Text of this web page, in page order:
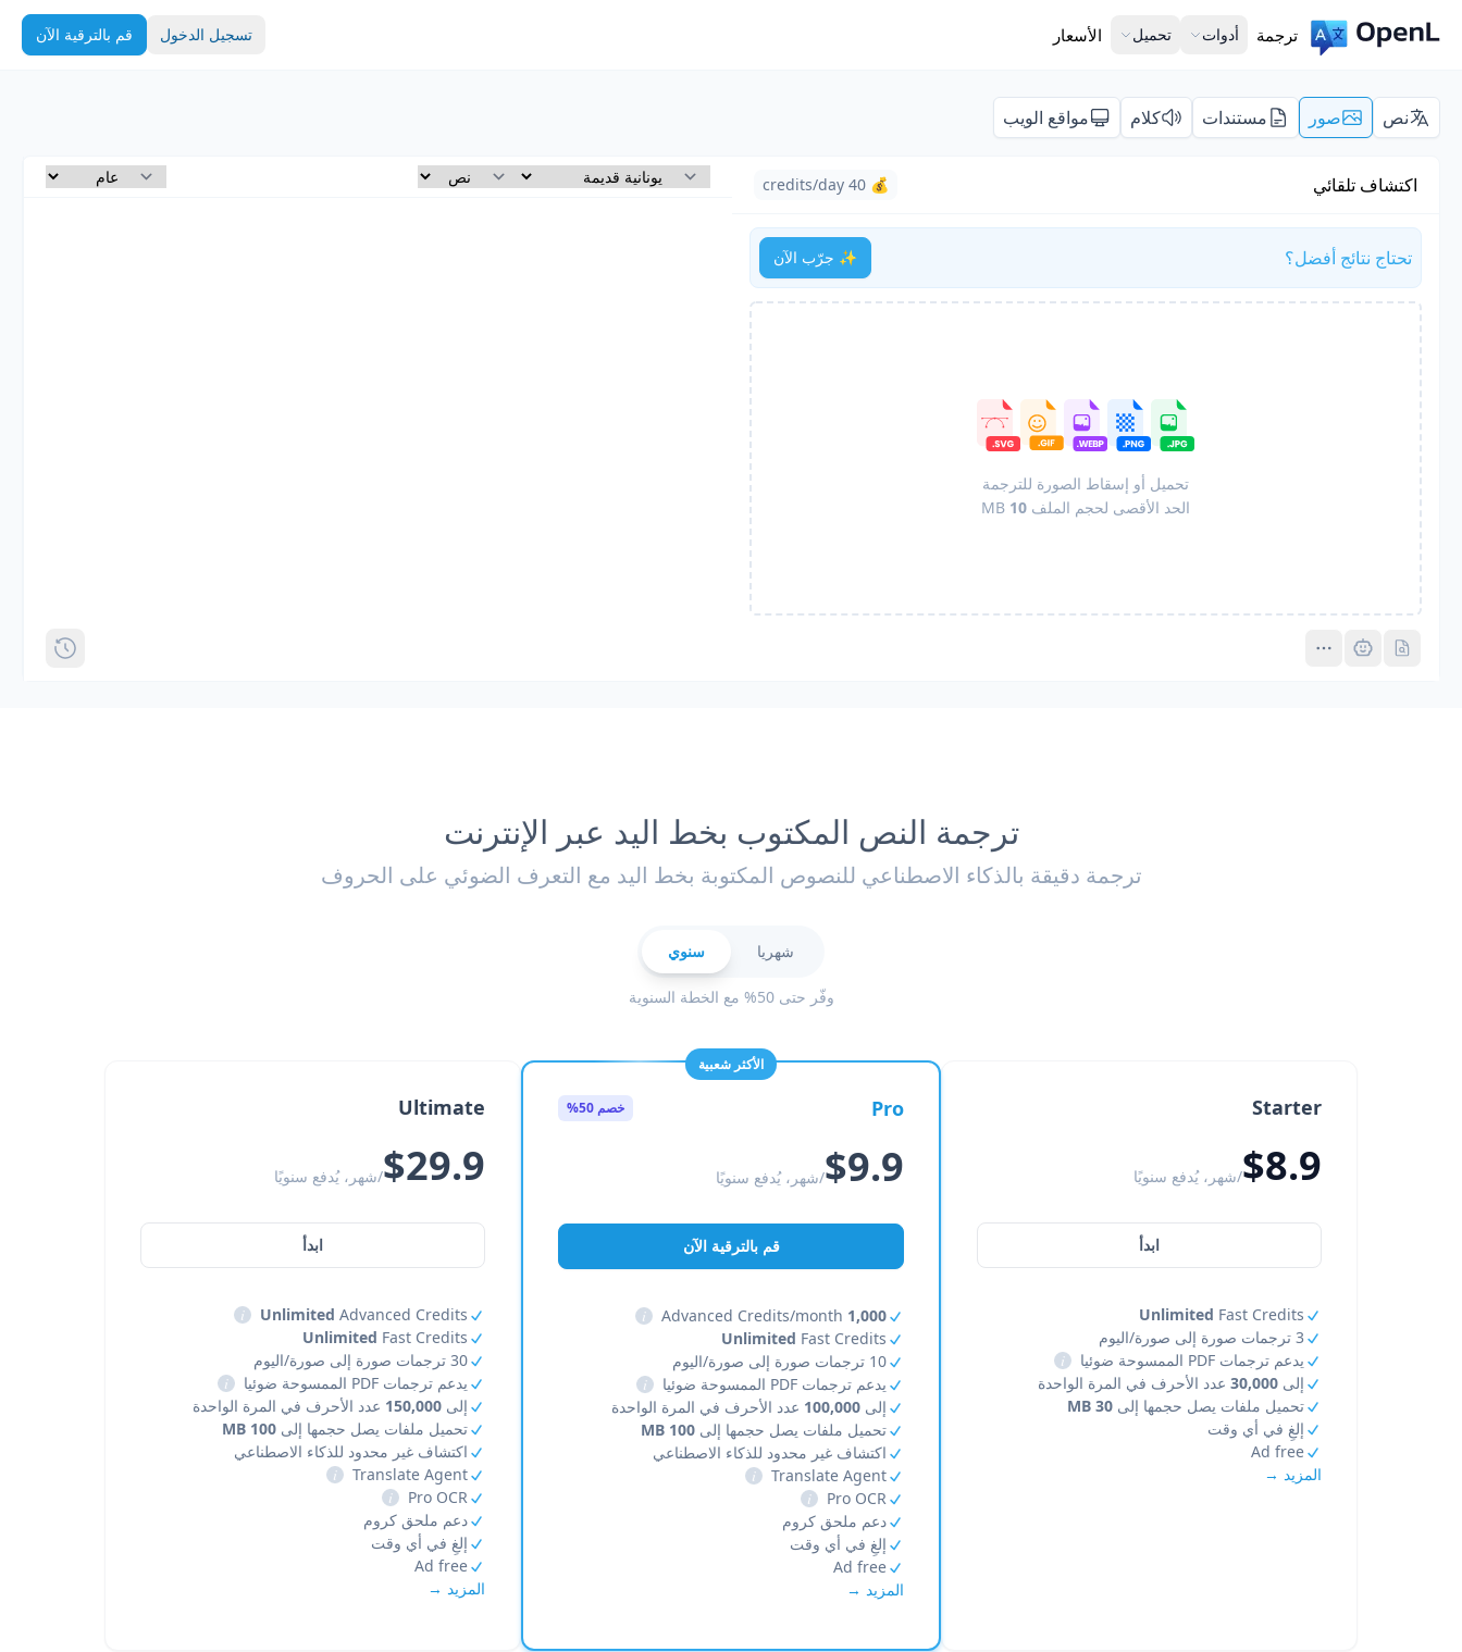
ترجمة أدوات تحميل الأسعار تسجيل الدخول قم بالترقية الآن
نص صور مستندات كلام مواقع الويب
اكتشاف تلقائي 💰 40 credits/day
تحتاج نتائج أفضل؟ ✨ جرّب الآن
تحميل أو إسقاط الصورة للترجمة
الحد الأقصى لحجم الملف10
MB
Pro
ترجمة النص المكتوب بخط اليد عبر الإنترنت
ترجمة دقيقة بالذكاء الاصطناعي للنصوص المكتوبة بخط اليد مع التعرف الضوئي على الحروف
شهريا سنوي
وفّر حتى 50% مع الخطة السنوية
Starter
$8.9/شهر، يُدفع سنويًا
ابدأ
Unlimited Fast Credits
3 ترجمات صورة إلى صورة/اليوم
يدعم ترجمات PDF الممسوحة ضوئيا
i
إلى 30,000 عدد الأحرف في المرة الواحدة
تحميل ملفات يصل حجمها إلى 30 MB
إلغِ في أي وقت
Ad free
المزيد →
الأكثر شعبية
Pro خصم 50%
$9.9/شهر، يُدفع سنويًا
قم بالترقية الآن
1,000
i
Unlimited Fast Credits
10 ترجمات صورة إلى صورة/اليوم
يدعم ترجمات PDF الممسوحة ضوئيا
i
إلى100,000 عدد الأحرف في المرة الواحدة
تحميل ملفات يصل حجمها إلى100 MB
اكتشاف غير محدود للذكاء الاصطناعي
Translate Agent
i
Pro OCR
i
دعم ملحق كروم
إلغِ في أي وقت
Ad free
المزيد →
Ultimate
$29.9/شهر، يُدفع سنويًا
ابدأ
Unlimited Advanced Credits
i
Unlimited Fast Credits
30 ترجمات صورة إلى صورة/اليوم
يدعم ترجمات PDF الممسوحة ضوئيا
i
إلى 150,000 عدد الأحرف في المرة الواحدة
تحميل ملفات يصل حجمها إلى 100 MB
اكتشاف غير محدود للذكاء الاصطناعي
Translate Agent
i
Pro OCR
i
دعم ملحق كروم
إلغِ في أي وقت
Ad free
المزيد →